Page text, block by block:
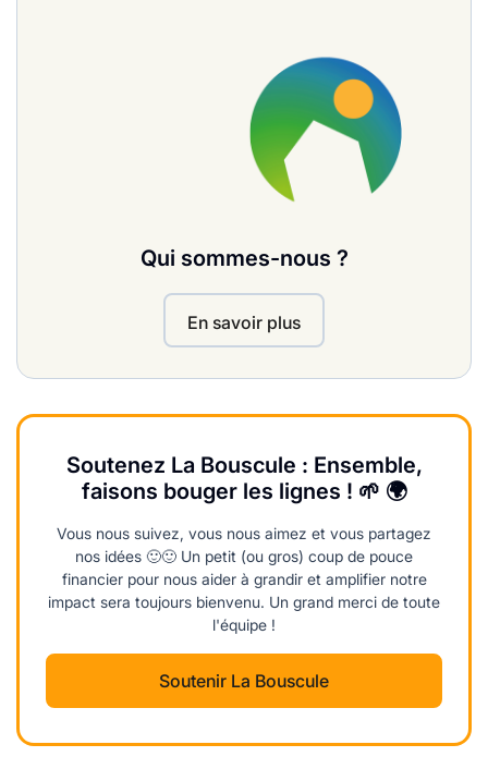
Qui sommes-nous ?
En savoir plus
Soutenez La Bouscule : Ensemble,
faisons bouger les lignes ! 🌱 🌍
Vous nous suivez, vous nous aimez et vous partagez
nos idées 🙂🙂 Un petit (ou gros) coup de pouce
financier pour nous aider à grandir et amplifier notre
impact sera toujours bienvenu. Un grand merci de toute
l'équipe !
Soutenir La Bouscule